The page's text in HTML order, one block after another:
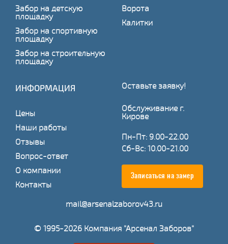
Забор на детскую
площадку
Забор на спортивную
площадку
Забор на строительную
площадку
Ворота
Калитки
ИНФОРМАЦИЯ
Цены
Наши работы
Отзывы
Вопрос-ответ
О компании
Контакты
Оставьте заявку!
Обслуживание г.
Кирове
Пн-Пт: 9.00-22.00
Сб-Вс: 10.00-21.00
Записаться на замер
mail@arsenalzaborov43.ru
© 1995-2026 Компания "Арсенал Заборов"